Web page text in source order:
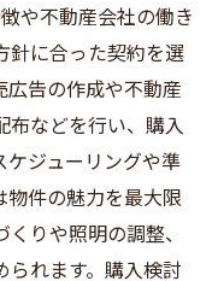
や不動産会社の働き
針に合った契約を選
告の作成や不動産
布などを行い、購入
ケジューリングや準
件の魅力を最大限
りや照明の調整、
られます。購入検討